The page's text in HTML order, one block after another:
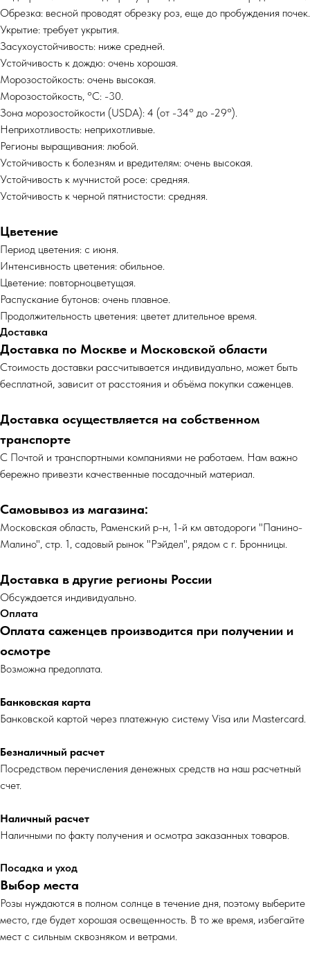
Обрезка: весной проводят обрезку роз, еще до пробуждения почек.
Укрытие: требует укрытия.
Засухоустойчивость: ниже средней.
Устойчивость к дождю: очень хорошая.
Морозостойкость: очень высокая.
Морозостойкость, °C: -30.
Зона морозостойкости (USDA): 4 (от -34° до -29°).
Неприхотливость: неприхотливые.
Регионы выращивания: любой.
Устойчивость к болезням и вредителям: очень высокая.
Устойчивость к мучнистой росе: средняя.
Устойчивость к черной пятнистости: средняя.
Цветение
Период цветения: с июня.
Интенсивность цветения: обильное.
Цветение: повторноцветущая.
Распускание бутонов: очень плавное.
Продолжительность цветения: цветет длительное время.
Доставка
Доставка по Москве и Московской области
Cтоимость доставки рассчитывается индивидуально, может быть
бесплатной, зависит от расстояния и объёма покупки саженцев.
Доставка осуществляется на собственном
транспорте
С Почтой и транспортными компаниями не работаем. Нам важно
бережно привезти качественные посадочный материал.
Самовывоз из магазина:
Московская область, Раменский р-н, 1-й км автодороги "Панино-
Малино", стр. 1, садовый рынок "Рэйдел", рядом с г. Бронницы.
Доставка в другие регионы России
Обсуждается индивидуально.
Оплата
Оплата саженцев производится при получении и
осмотре
Возможна предоплата.
Банковская карта
Банковской картой через платежную систему Visa или Mastercard.
Безналичный расчет
Посредством перечисления денежных средств на наш расчетный
счет.
Наличный расчет
Наличными по факту получения и осмотра заказанных товаров.
Посадка и уход
Выбор места
Розы нуждаются в полном солнце в течение дня, поэтому выберите
место, где будет хорошая освещенность. В то же время, избегайте
мест с сильным сквозняком и ветрами.